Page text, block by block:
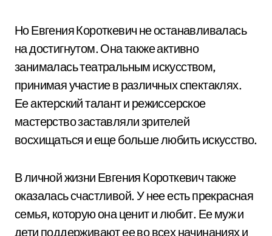
Но Евгения Короткевич не останавливалась
на достигнутом. Она также активно
занималась театральным искусством,
принимая участие в различных спектаклях.
Ее актерский талант и режиссерское
мастерство заставляли зрителей
восхищаться и еще больше любить искусство.
В личной жизни Евгения Короткевич также
оказалась счастливой. У нее есть прекрасная
семья, которую она ценит и любит. Ее муж и
дети поддерживают ее во всех начинаниях и